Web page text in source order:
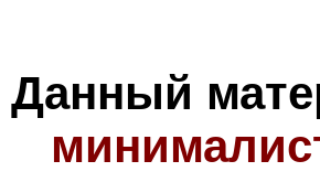
Данный